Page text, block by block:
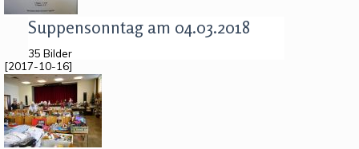
Suppensonntag am 04.03.2018
35 Bilder
[2017-10-16]